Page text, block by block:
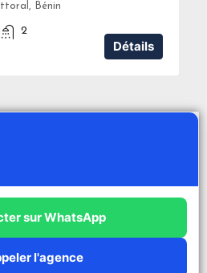
Bénin
2
Détails
sur WhatsApp
l'agence